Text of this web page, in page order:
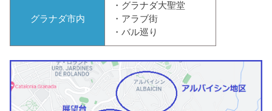
グラナダ市内
・グラナダ大聖堂
・アラブ街
・バル巡り